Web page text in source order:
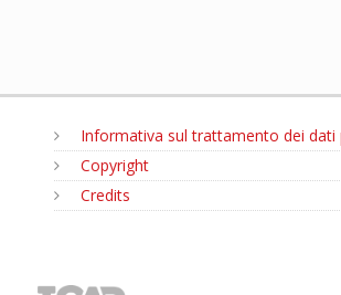
Informativa sul trattamento dei dati
Copyright
Credits